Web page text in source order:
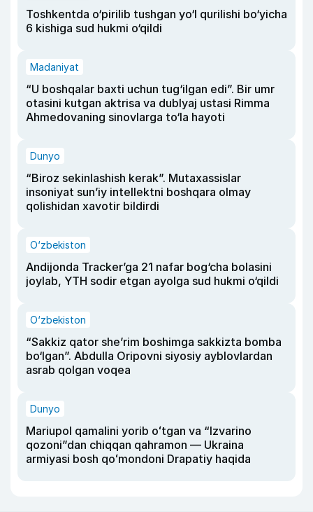
Toshkentda o‘pirilib tushgan yo‘l qurilishi bo‘yicha
6 kishiga sud hukmi o‘qildi
Madaniyat
“U boshqalar baxti uchun tug‘ilgan edi”. Bir umr
otasini kutgan aktrisa va dublyaj ustasi Rimma
Ahmedovaning sinovlarga to‘la hayoti
Dunyo
“Biroz sekinlashish kerak”. Mutaxassislar
insoniyat sun’iy intellektni boshqara olmay
qolishidan xavotir bildirdi
O‘zbekiston
Andijonda Tracker’ga 21 nafar bog‘cha bolasini
joylab, YTH sodir etgan ayolga sud hukmi o‘qildi
O‘zbekiston
“Sakkiz qator she’rim boshimga sakkizta bomba
bo‘lgan”. Abdulla Oripovni siyosiy ayblovlardan
asrab qolgan voqea
Dunyo
Mariupol qamalini yorib oʻtgan va “Izvarino
qozoni”dan chiqqan qahramon — Ukraina
armiyasi bosh qoʻmondoni Drapatiy haqida